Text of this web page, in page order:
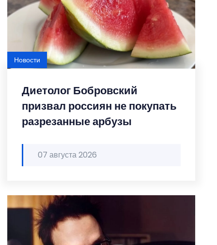
Диетолог Бобровский
призвал россиян не покупать
разрезанные арбузы
07 августа 2026
Новости